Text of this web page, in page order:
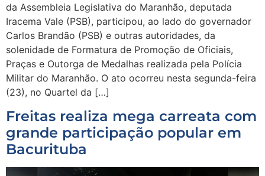
da Assembleia Legislativa do Maranhão, deputada
Iracema Vale (PSB), participou, ao lado do governador
Carlos Brandão (PSB) e outras autoridades, da
solenidade de Formatura de Promoção de Oficiais,
Praças e Outorga de Medalhas realizada pela Polícia
Militar do Maranhão. O ato ocorreu nesta segunda-feira
(23), no Quartel da […]
Freitas realiza mega carreata com
grande participação popular em
Bacurituba